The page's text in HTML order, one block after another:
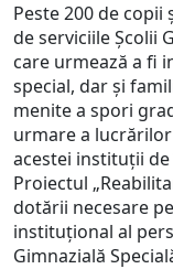
Peste 200 de copii
de serviciile Școlii
care urmează a fi
special, dar și
menite a spori
urmare a
acestei instituții
Proiectul
dotării necesare
instituțional al
Gimnazială